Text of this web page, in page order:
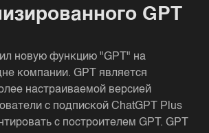
GPT
новую функцию "GPT" на
компании. GPT является
настраиваемой версией
с подпиской ChatGPT Plus
с построителем GPT. GPT